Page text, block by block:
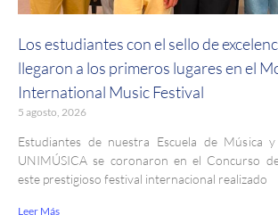
Los estudiantes con el sello de
llegaron a los primeros lugares en el
International Music Festival
5 agosto, 2026
Estudiantes de nuestra Escuela de Música
UNIMÚSICA se coronaron en el Concurso
este prestigioso festival internacional realizado
Leer Más